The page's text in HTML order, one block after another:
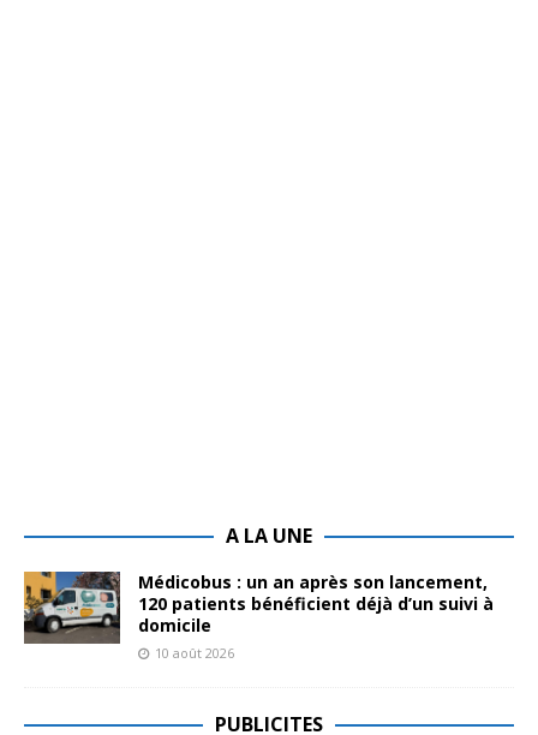
A LA UNE
Médicobus : un an après son lancement,
120 patients bénéficient déjà d’un suivi à
domicile
10 août 2026
PUBLICITES